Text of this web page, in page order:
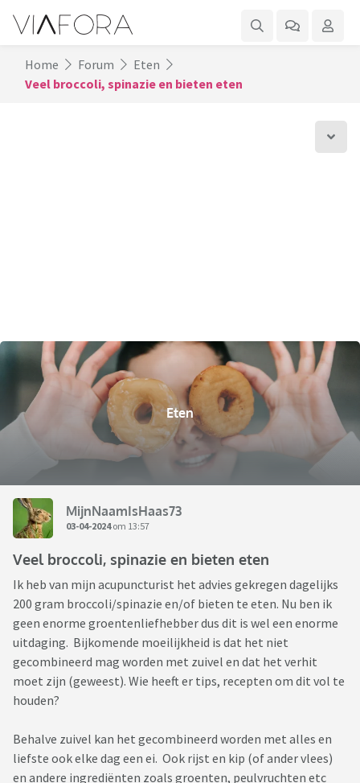
Home Forum
Eten
Veel broccoli, spinazie en bieten eten
Eten
MijnNaamIsHaas73
03-04-2024om 13:57
Veel broccoli, spinazie en bieten eten
Ik heb van mijn acupuncturist het advies gekregen dagelijks
200 gram broccoli/spinazie en/of bieten te eten. Nu ben ik
geen enorme groentenliefhebber dus dit is wel een enorme
uitdaging. Bijkomende moeilijkheid is dat het niet
gecombineerd mag worden met zuivel en dat het verhit
moet zijn (geweest). Wie heeft er tips, recepten om dit vol te
houden?
Behalve zuivel kan het gecombineerd worden met alles en
liefste ook elke dag een ei. Ook rijst en kip (of ander vlees)
en andere ingrediënten zoals groenten, peulvruchten etc